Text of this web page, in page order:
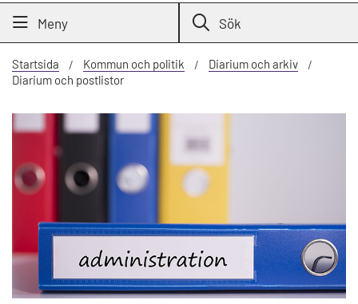
Meny Sök
Startsida Kommun och politik
Diarium och arkiv
Diarium och postlistor